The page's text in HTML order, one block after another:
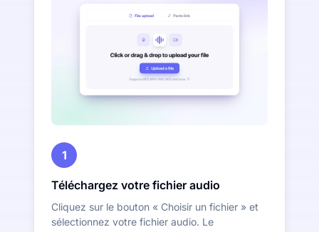
1
Téléchargez votre fichier audio
Cliquez sur le bouton « Choisir un fichier » et
sélectionnez votre fichier audio. Le